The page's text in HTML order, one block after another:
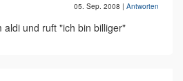
05. Sep. 2008 | Antworten
und ruft "ich bin billiger"